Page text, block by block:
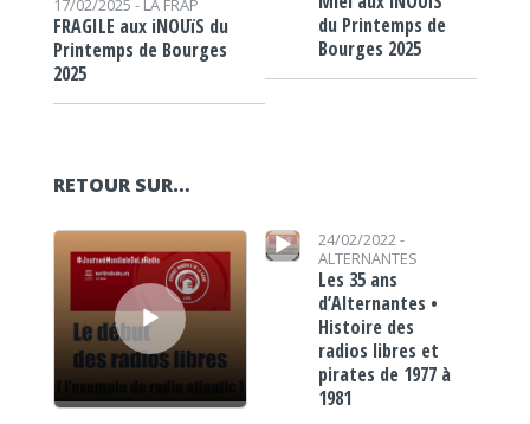
FRAGILE aux iNOUïS du
Printemps de Bourges
2025
du Printemps de
Bourges 2025
RETOUR SUR…
Lecteur audio
Lecteur audio
24/02/2022 -
ALTERNANTES
Les 35 ans
d’Alternantes •
Histoire des
radios libres et
pirates de 1977 à
1981